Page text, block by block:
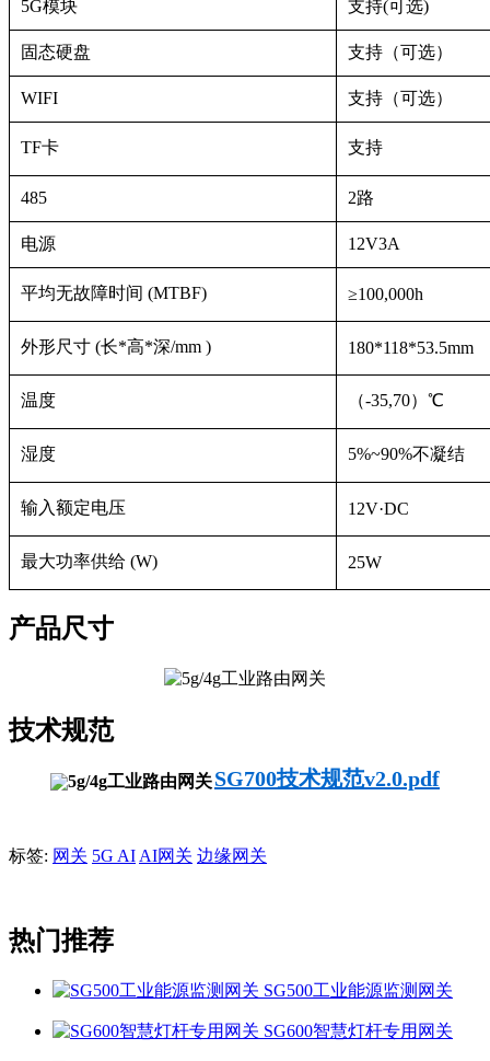
5G模块 支持(可选)
固态硬盘 支持（可选）
WIFI 支持（可选）
TF卡 支持
485 2路
电源 12V3A
平均无故障时间 (MTBF) ≥100,000h
外形尺寸 (长*高*深/mm ) 180*118*53.5mm
温度 （-35,70）℃
湿度 5%~90%不凝结
输入额定电压 12V·DC
最大功率供给 (W) 25W
产品尺寸
技术规范
SG700技术规范v2.0.pdf
标签: 网关 5G AIAI网关 边缘网关
热门推荐
SG500工业能源监测网关
SG600智慧灯杆专用网关